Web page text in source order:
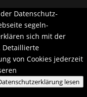
Datenschutz-
segeln-
sich mit der
Detaillierte
von Cookies jederzeit
lesen